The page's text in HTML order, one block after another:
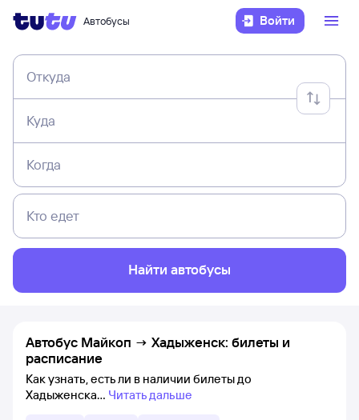
Автобусы Войти
Откуда
Куда
Когда
Кто едет
Найти автобусы
Автобус Майкоп → Хадыженск: билеты и
расписание
Как узнать, есть ли в наличии билеты до
Хадыженска
Читать дальше